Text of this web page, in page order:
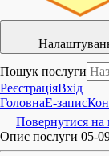
Пошук послуги
РеєстраціяВхід
ГоловнаE-запис
Повернутися на
Опис послуги 05-